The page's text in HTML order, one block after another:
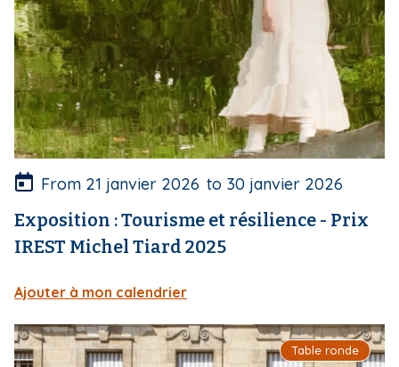
o
u
v
r
t
u
r
e
From 21 janvier 2026 to 30 janvier 2026
Exposition : Tourisme et résilience - Prix
IREST Michel Tiard 2025
Ajouter à mon calendrier
Table ronde
I
m